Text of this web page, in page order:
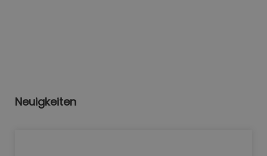
Neuigkeiten